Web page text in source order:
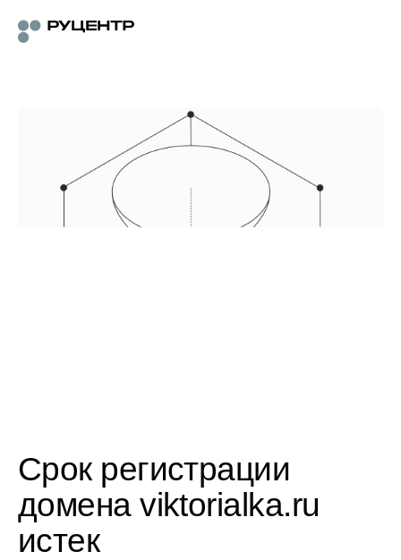
Срок регистрации
домена viktorialka.ru
истек